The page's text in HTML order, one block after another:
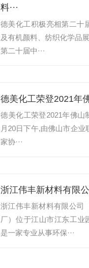
料···
德美化工积极亮相第二十
及有机颜料、纺织化学品
第二十届中···
德美化工荣登2021年
德美化工荣登2021年佛山
月20日下午,由佛山市企业
家协···
浙江伟丰新材料有限
浙江伟丰新材料有限公司
厂）位于江山市江东工业
是一家专业从事环保···